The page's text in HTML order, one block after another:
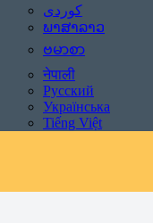
ພາສາລາວ
ဗမာစာ
नेपाली
Русский
Українська
Tiếng Việt